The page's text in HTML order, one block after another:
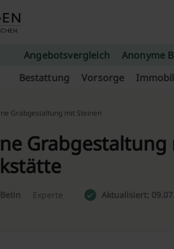
Angebotsvergleich Anonyme
Bestattung
Vorsorge
Grabgestaltung mit Steinen
Experte Aktualisiert: